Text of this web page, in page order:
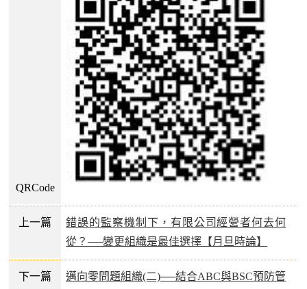
QRCode
上一篇
錯誤的監察機制下，有限公司經營者何去何
從？──變更組織是最佳選擇【月旦時論】
下一篇
邁向零問題組織(二)──結合ABC與BSC預防管